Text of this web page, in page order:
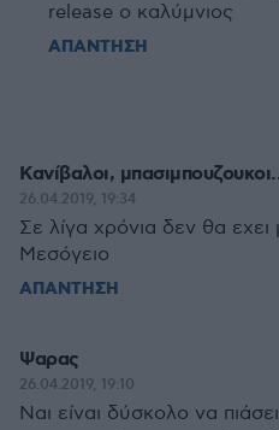
release ο καλύμνιος
ΑΠΑΝΤΗΣΗ
Κανίβαλοι,
26.04.2019, 19:34
Σε λίγα χρόνια δεν θα εχει
Μεσόγειο
ΑΠΑΝΤΗΣΗ
Ψαρας
26.04.2019, 19:10
Ναι είναι δύσκολο να